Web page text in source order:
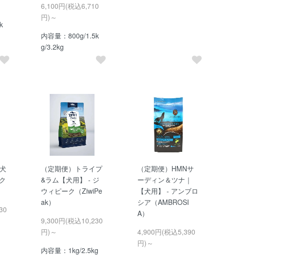
6,100円(税込6,710
円)～
内容量：800g/1.5k
g/3.2kg
（定期便）トライプ
&ラム【犬用】 - ジ
ウィピーク（ZiwiPe
ak）
9,300円(税込10,230
円)～
内容量：1kg/2.5kg
（定期便）HMNサ
ーディン＆ツナ｜
【犬用】 - アンブロ
シア（AMBROSI
A）
4,900円(税込5,390
円)～